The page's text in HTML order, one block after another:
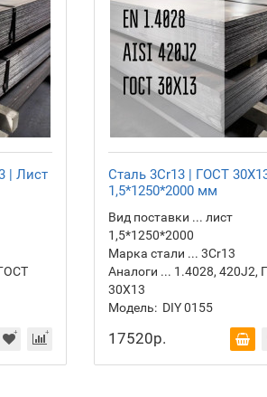
| Лист
Сталь 3Cr13 | ГОСТ
1,5*1250*2000 мм
Вид поставки ... лист
1,5*1250*2000
Марка стали ... 3Cr13
Аналоги ... 1.4028, 420J2,
30Х13
Модель: DIY 0155
17520р.